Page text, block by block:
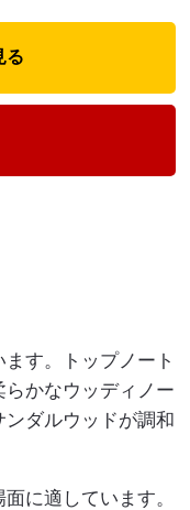
る
す。トップノート
かなウッディノー
ンダルウッドが調和
に適しています。